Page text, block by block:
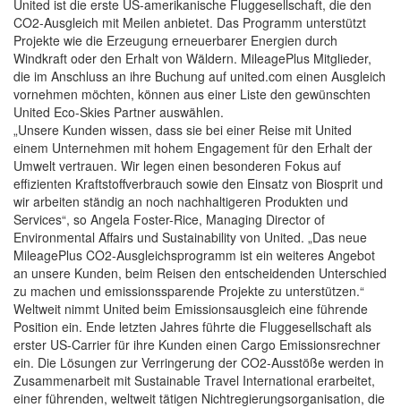
United ist die erste US-amerikanische Fluggesellschaft, die den
CO2-Ausgleich mit Meilen anbietet. Das Programm unterstützt
Projekte wie die Erzeugung erneuerbarer Energien durch
Windkraft oder den Erhalt von Wäldern. MileagePlus Mitglieder,
die im Anschluss an ihre Buchung auf united.com einen Ausgleich
vornehmen möchten, können aus einer Liste den gewünschten
United Eco-Skies Partner auswählen.
„Unsere Kunden wissen, dass sie bei einer Reise mit United
einem Unternehmen mit hohem Engagement für den Erhalt der
Umwelt vertrauen. Wir legen einen besonderen Fokus auf
effizienten Kraftstoffverbrauch sowie den Einsatz von Biosprit und
wir arbeiten ständig an noch nachhaltigeren Produkten und
Services“, so Angela Foster-Rice, Managing Director of
Environmental Affairs und Sustainability von United. „Das neue
MileagePlus CO2-Ausgleichsprogramm ist ein weiteres Angebot
an unsere Kunden, beim Reisen den entscheidenden Unterschied
zu machen und emissionssparende Projekte zu unterstützen.“
Weltweit nimmt United beim Emissionsausgleich eine führende
Position ein. Ende letzten Jahres führte die Fluggesellschaft als
erster US-Carrier für ihre Kunden einen Cargo Emissionsrechner
ein. Die Lösungen zur Verringerung der CO2-Ausstöße werden in
Zusammenarbeit mit Sustainable Travel International erarbeitet,
einer führenden, weltweit tätigen Nichtregierungsorganisation, die